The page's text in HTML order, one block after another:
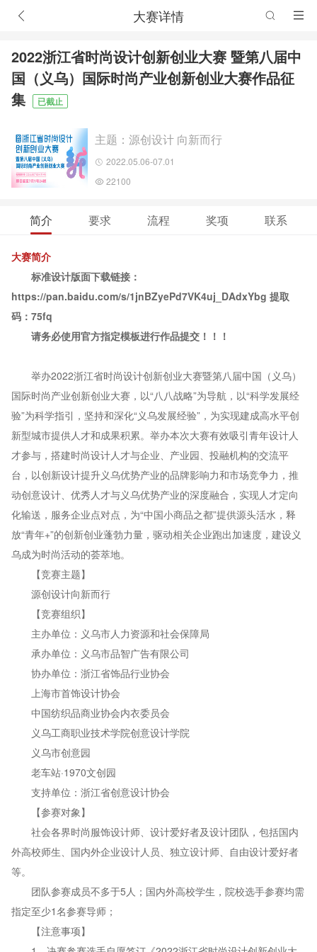
大赛详情
2022浙江省时尚设计创新创业大赛 暨第八届中
国（义乌）国际时尚产业创新创业大赛作品征
集
已截止
主题：源创设计 向新而行
2022.05.06-07.01
22100
简介 要求 流程 奖项 联系
大赛简介
标准设计版面下载链接：
https://pan.baidu.com/s/1jnBZyePd7VK4uj_DAdxYbg 提取
码：75fq
请务必使用官方指定模板进行作品提交！！！
举办2022浙江省时尚设计创新创业大赛暨第八届中国（义乌）
国际时尚产业创新创业大赛，以“八八战略”为导航，以“科学发展经
验”为科学指引，坚持和深化“义乌发展经验”，为实现建成高水平创
新型城市提供人才和成果积累。举办本次大赛有效吸引青年设计人
才参与，搭建时尚设计人才与企业、产业园、投融机构的交流平
台，以创新设计提升义乌优势产业的品牌影响力和市场竞争力，推
动创意设计、优秀人才与义乌优势产业的深度融合，实现人才定向
化输送，服务企业点对点，为“中国小商品之都”提供源头活水，释
放“青年+”的创新创业蓬勃力量，驱动相关企业跑出加速度，建设义
乌成为时尚活动的荟萃地。
【竞赛主题】
源创设计向新而行
【竞赛组织】
主办单位：义乌市人力资源和社会保障局
承办单位：义乌市品智广告有限公司
协办单位：浙江省饰品行业协会
上海市首饰设计协会
中国纺织品商业协会内衣委员会
义乌工商职业技术学院创意设计学院
义乌市创意园
老车站·1970文创园
支持单位：浙江省创意设计协会
【参赛对象】
社会各界时尚服饰设计师、设计爱好者及设计团队，包括国内
外高校师生、国内外企业设计人员、独立设计师、自由设计爱好者
等。
团队参赛成员不多于5人；国内外高校学生，院校选手参赛均需
指定至少1名参赛导师；
【注意事项】